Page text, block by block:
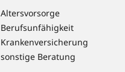
Altersvorsorge
Berufsunfähigkeit
Krankenversicherung
sonstige Beratung